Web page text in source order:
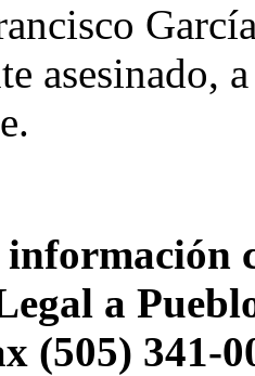
asesinado,
a
(505) 341-